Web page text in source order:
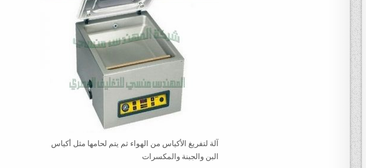
آلة لتفريغ الأكياس من الهواء ثم يتم لحامها مثل أكياس
البن والجبنة والمكسرات